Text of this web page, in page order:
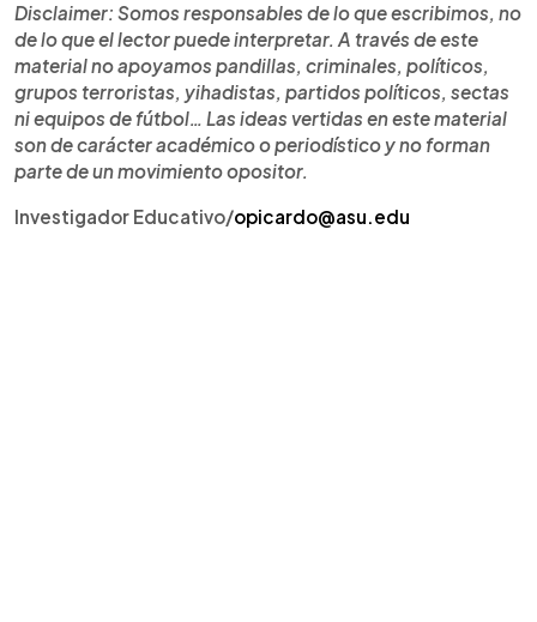
Disclaimer: Somos responsables de lo que escribimos, no
de lo que el lector puede interpretar. A través de este
material no apoyamos pandillas, criminales, políticos,
grupos terroristas, yihadistas, partidos políticos, sectas
ni equipos de fútbol… Las ideas vertidas en este material
son de carácter académico o periodístico y no forman
parte de un movimiento opositor.
Investigador Educativo/opicardo@asu.edu